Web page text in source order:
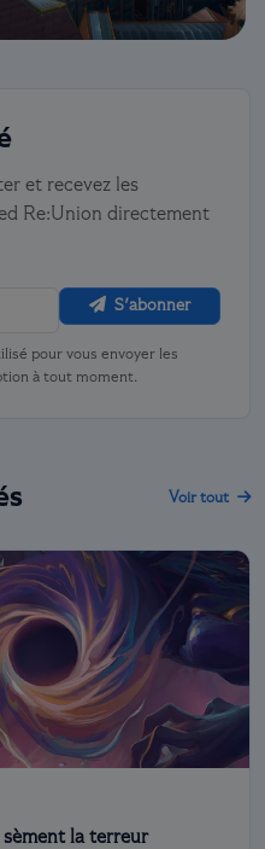
et recevez les
Re:Union directement
S'abonner
pour vous envoyer les
à tout moment.
Voir tout
sèment la terreur